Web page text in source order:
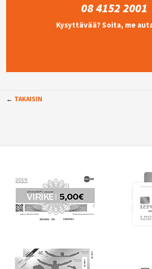
08 4152 2001
Kysyttävää? Soita, me
← TAKAISIN